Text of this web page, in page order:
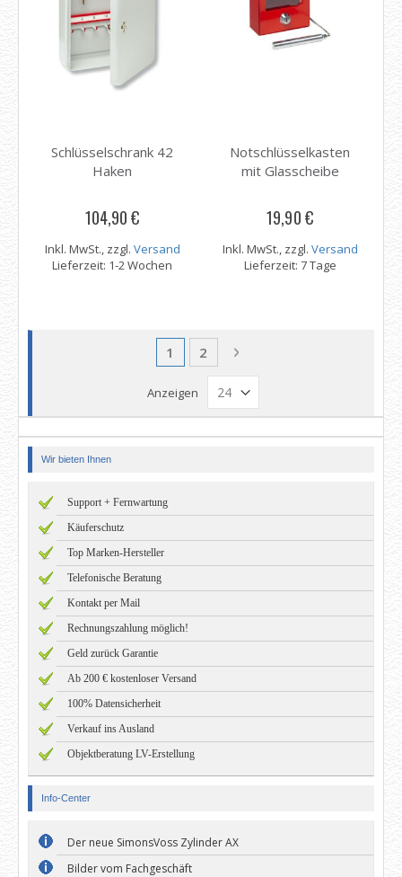
Schlüsselschrank 42
Haken
104,90 €
Inkl. MwSt., zzgl. Versand
Lieferzeit: 1-2 Wochen
Notschlüsselkasten
mit Glasscheibe
19,90 €
Inkl. MwSt., zzgl. Versand
Lieferzeit: 7 Tage
Seite
Sie lesen gerade Seite
1 Seite
2 Seite
Weiter
Anzeigen
Wir bieten Ihnen
Support + Fernwartung
Käuferschutz
Top Marken-Hersteller
Telefonische Beratung
Kontakt per Mail
Rechnungszahlung möglich!
Geld zurück Garantie
Ab 200 € kostenloser Versand
100% Datensicherheit
Verkauf ins Ausland
Objektberatung LV-Erstellung
Info-Center
Der neue SimonsVoss Zylinder AX
Bilder vom Fachgeschäft